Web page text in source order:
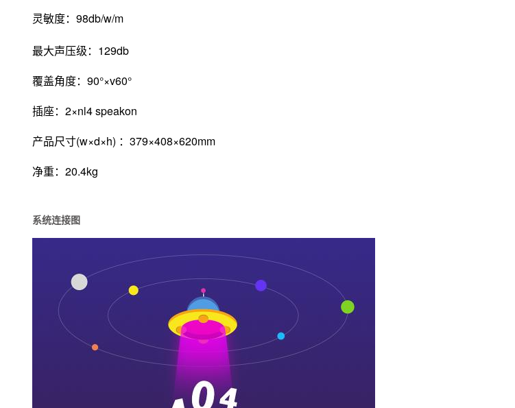
灵敏度：98db/w/m
最大声压级：129db
覆盖角度：90°×v60°
插座：2×nl4 speakon
产品尺寸(w×d×h) ：379×408×620mm
净重：20.4kg
系统连接图